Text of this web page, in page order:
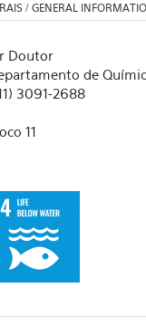
/ GENERAL
Doutor
de
3091-2688
11